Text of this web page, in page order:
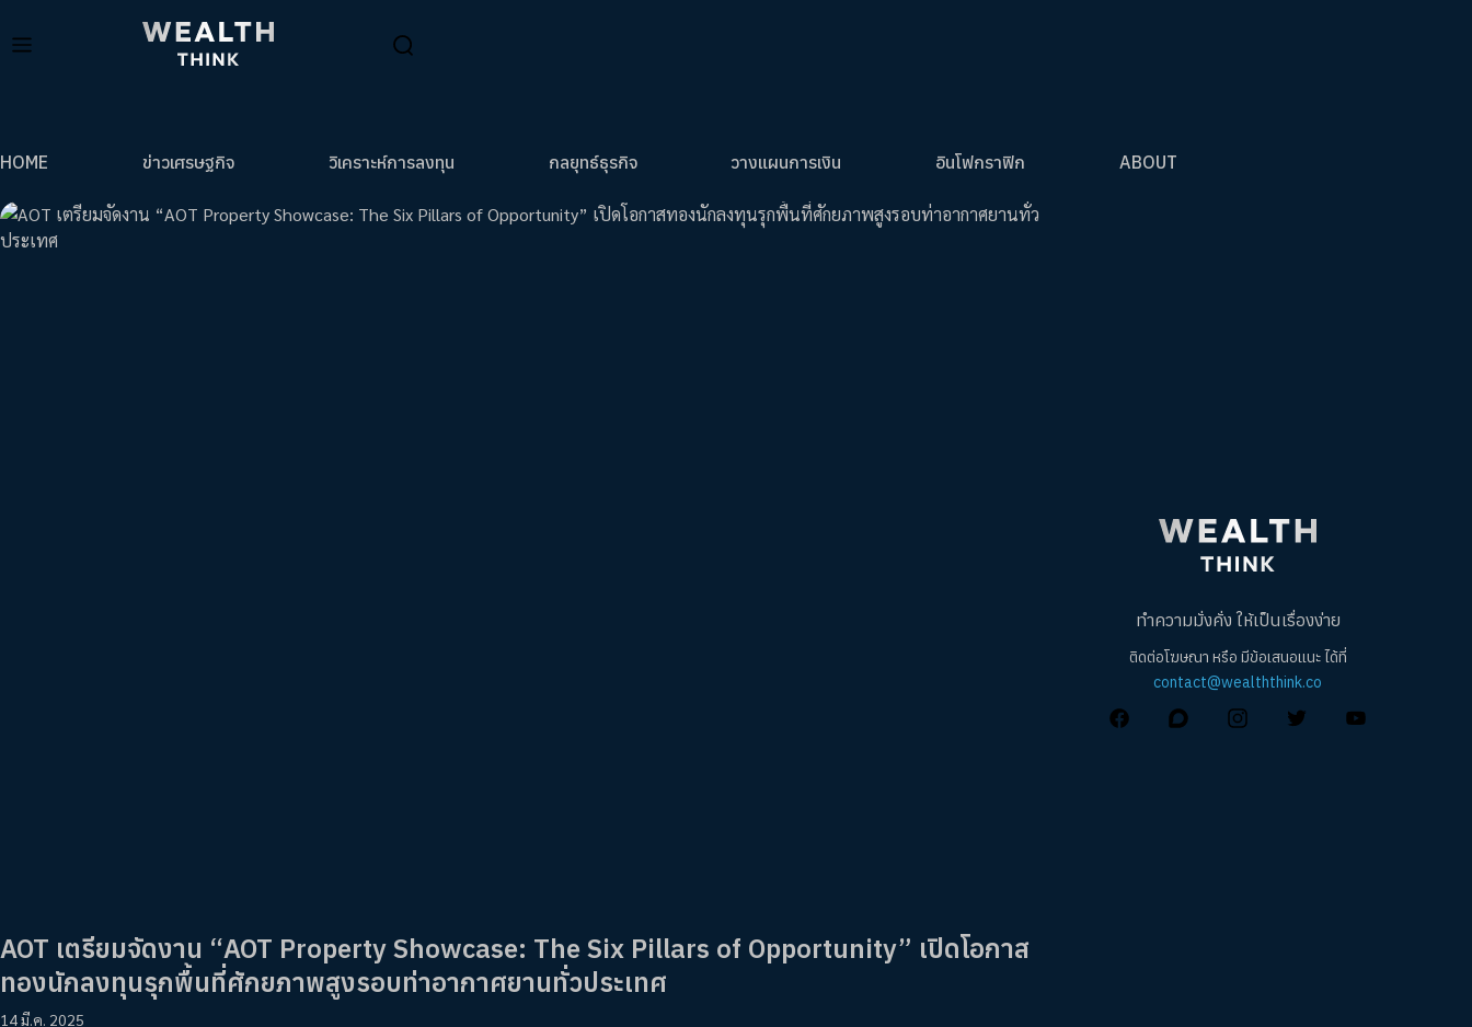
HOME ข่าวเศรษฐกิจ วิเคราะห์การลงทุน กลยุทธ์ธุรกิจ วางแผนการเงิน อินโฟกราฟิก ABOUT
AOT เตรียมจัดงาน “AOT Property Showcase: The Six Pillars of Opportunity” เปิดโอกาส
ทองนักลงทุนรุกพื้นที่ศักยภาพสูงรอบท่าอากาศยานทั่วประเทศ
14 มี.ค. 2025
ทำความมั่งคั่ง ให้เป็นเรื่องง่าย
ติดต่อโฆษณา หรือ มีข้อเสนอแนะ ได้ที่
contact@wealththink.co